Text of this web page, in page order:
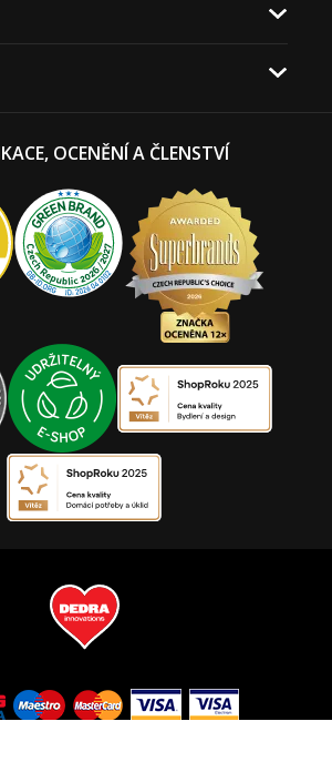
OCENĚNÍ A ČLENSTVÍ